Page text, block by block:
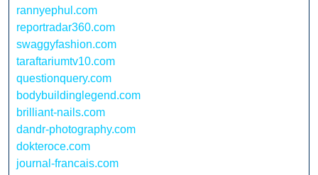
rannyephul.com
reportradar360.com
swaggyfashion.com
taraftariumtv10.com
questionquery.com
bodybuildinglegend.com
brilliant-nails.com
dandr-photography.com
dokteroce.com
journal-francais.com